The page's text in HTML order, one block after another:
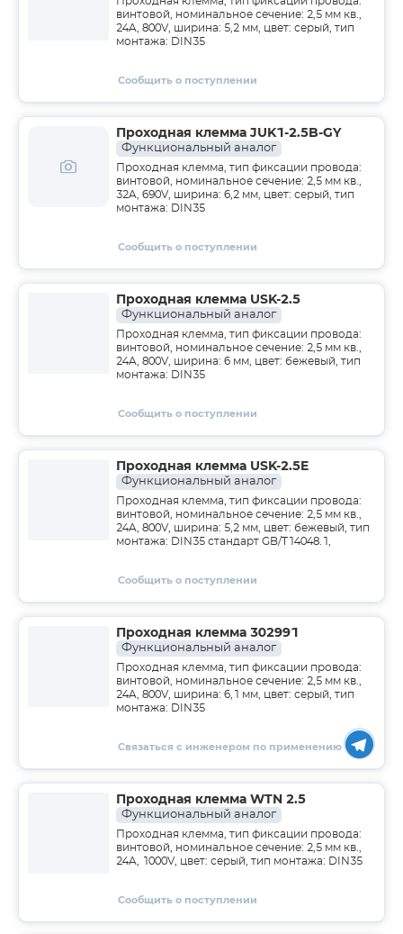
винтовой, номинальное сечение: 2,5 мм кв.,
24A, 800V, ширина: 5,2 мм, цвет: серый, тип
монтажа: DIN35
Сообщить о поступлении
Проходная клемма JUK1-2.5B-GY
Функциональный аналог
Проходная клемма, тип фиксации провода:
винтовой, номинальное сечение: 2,5 мм кв.,
32A, 690V, ширина: 6,2 мм, цвет: серый, тип
монтажа: DIN35
Сообщить о поступлении
Проходная клемма USK-2.5
Функциональный аналог
Проходная клемма, тип фиксации провода:
винтовой, номинальное сечение: 2,5 мм кв.,
24A, 800V, ширина: 6 мм, цвет: бежевый, тип
монтажа: DIN35
Сообщить о поступлении
Проходная клемма USK-2.5E
Функциональный аналог
Проходная клемма, тип фиксации провода:
винтовой, номинальное сечение: 2,5 мм кв.,
24A, 800V, ширина: 5,2 мм, цвет: бежевый, тип
монтажа: DIN35 стандарт GB/T14048.1,
Сообщить о поступлении
Проходная клемма 302991
Функциональный аналог
Проходная клемма, тип фиксации провода:
винтовой, номинальное сечение: 2,5 мм кв.,
24A, 800V, ширина: 6,1 мм, цвет: серый, тип
монтажа: DIN35
Связаться с инженером по применению
Проходная клемма WTN 2.5
Функциональный аналог
Проходная клемма, тип фиксации провода:
винтовой, номинальное сечение: 2,5 мм кв.,
24A, 1000V, цвет: серый, тип монтажа: DIN35
Сообщить о поступлении